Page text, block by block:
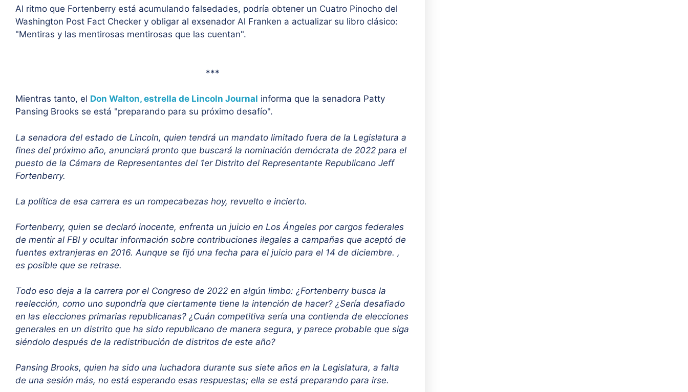
Al ritmo que Fortenberry está acumulando falsedades, podría obtener un Cuatro Pinocho del
Washington Post Fact Checker y obligar al exsenador Al Franken a actualizar su libro clásico:
"Mentiras y las mentirosas mentirosas que las cuentan".
***
Mientras tanto, el Don Walton, estrella de Lincoln Journal informa que la senadora Patty
Pansing Brooks se está "preparando para su próximo desafío".
La senadora del estado de Lincoln, quien tendrá un mandato limitado fuera de la Legislatura a
fines del próximo año, anunciará pronto que buscará la nominación demócrata de 2022 para el
puesto de la Cámara de Representantes del 1er Distrito del Representante Republicano Jeff
Fortenberry.
La política de esa carrera es un rompecabezas hoy, revuelto e incierto.
Fortenberry, quien se declaró inocente, enfrenta un juicio en Los Ángeles por cargos federales
de mentir al FBI y ocultar información sobre contribuciones ilegales a campañas que aceptó de
fuentes extranjeras en 2016. Aunque se fijó una fecha para el juicio para el 14 de diciembre. ,
es posible que se retrase.
Todo eso deja a la carrera por el Congreso de 2022 en algún limbo: ¿Fortenberry busca la
reelección, como uno supondría que ciertamente tiene la intención de hacer? ¿Sería desafiado
en las elecciones primarias republicanas? ¿Cuán competitiva sería una contienda de elecciones
generales en un distrito que ha sido republicano de manera segura, y parece probable que siga
siéndolo después de la redistribución de distritos de este año?
Pansing Brooks, quien ha sido una luchadora durante sus siete años en la Legislatura, a falta
de una sesión más, no está esperando esas respuestas; ella se está preparando para irse.